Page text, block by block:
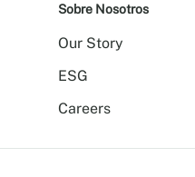
Sobre Nosotros
Our Story
ESG
Careers